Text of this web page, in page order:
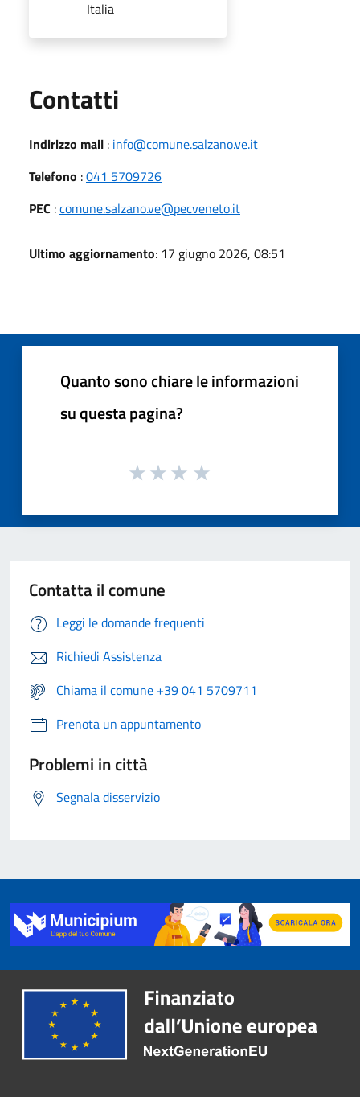
Italia
Contatti
Indirizzo mail : info@comune.salzano.ve.it
Telefono :041 5709726
PEC :comune.salzano.ve@pecveneto.it
Ultimo aggiornamento: 17 giugno 2026, 08:51
Quanto sono chiare le informazioni
su questa pagina?
Contatta il comune
Leggi le domande frequenti
Richiedi Assistenza
Chiama il comune +39 041 5709711
Prenota un appuntamento
Problemi in città
Segnala disservizio